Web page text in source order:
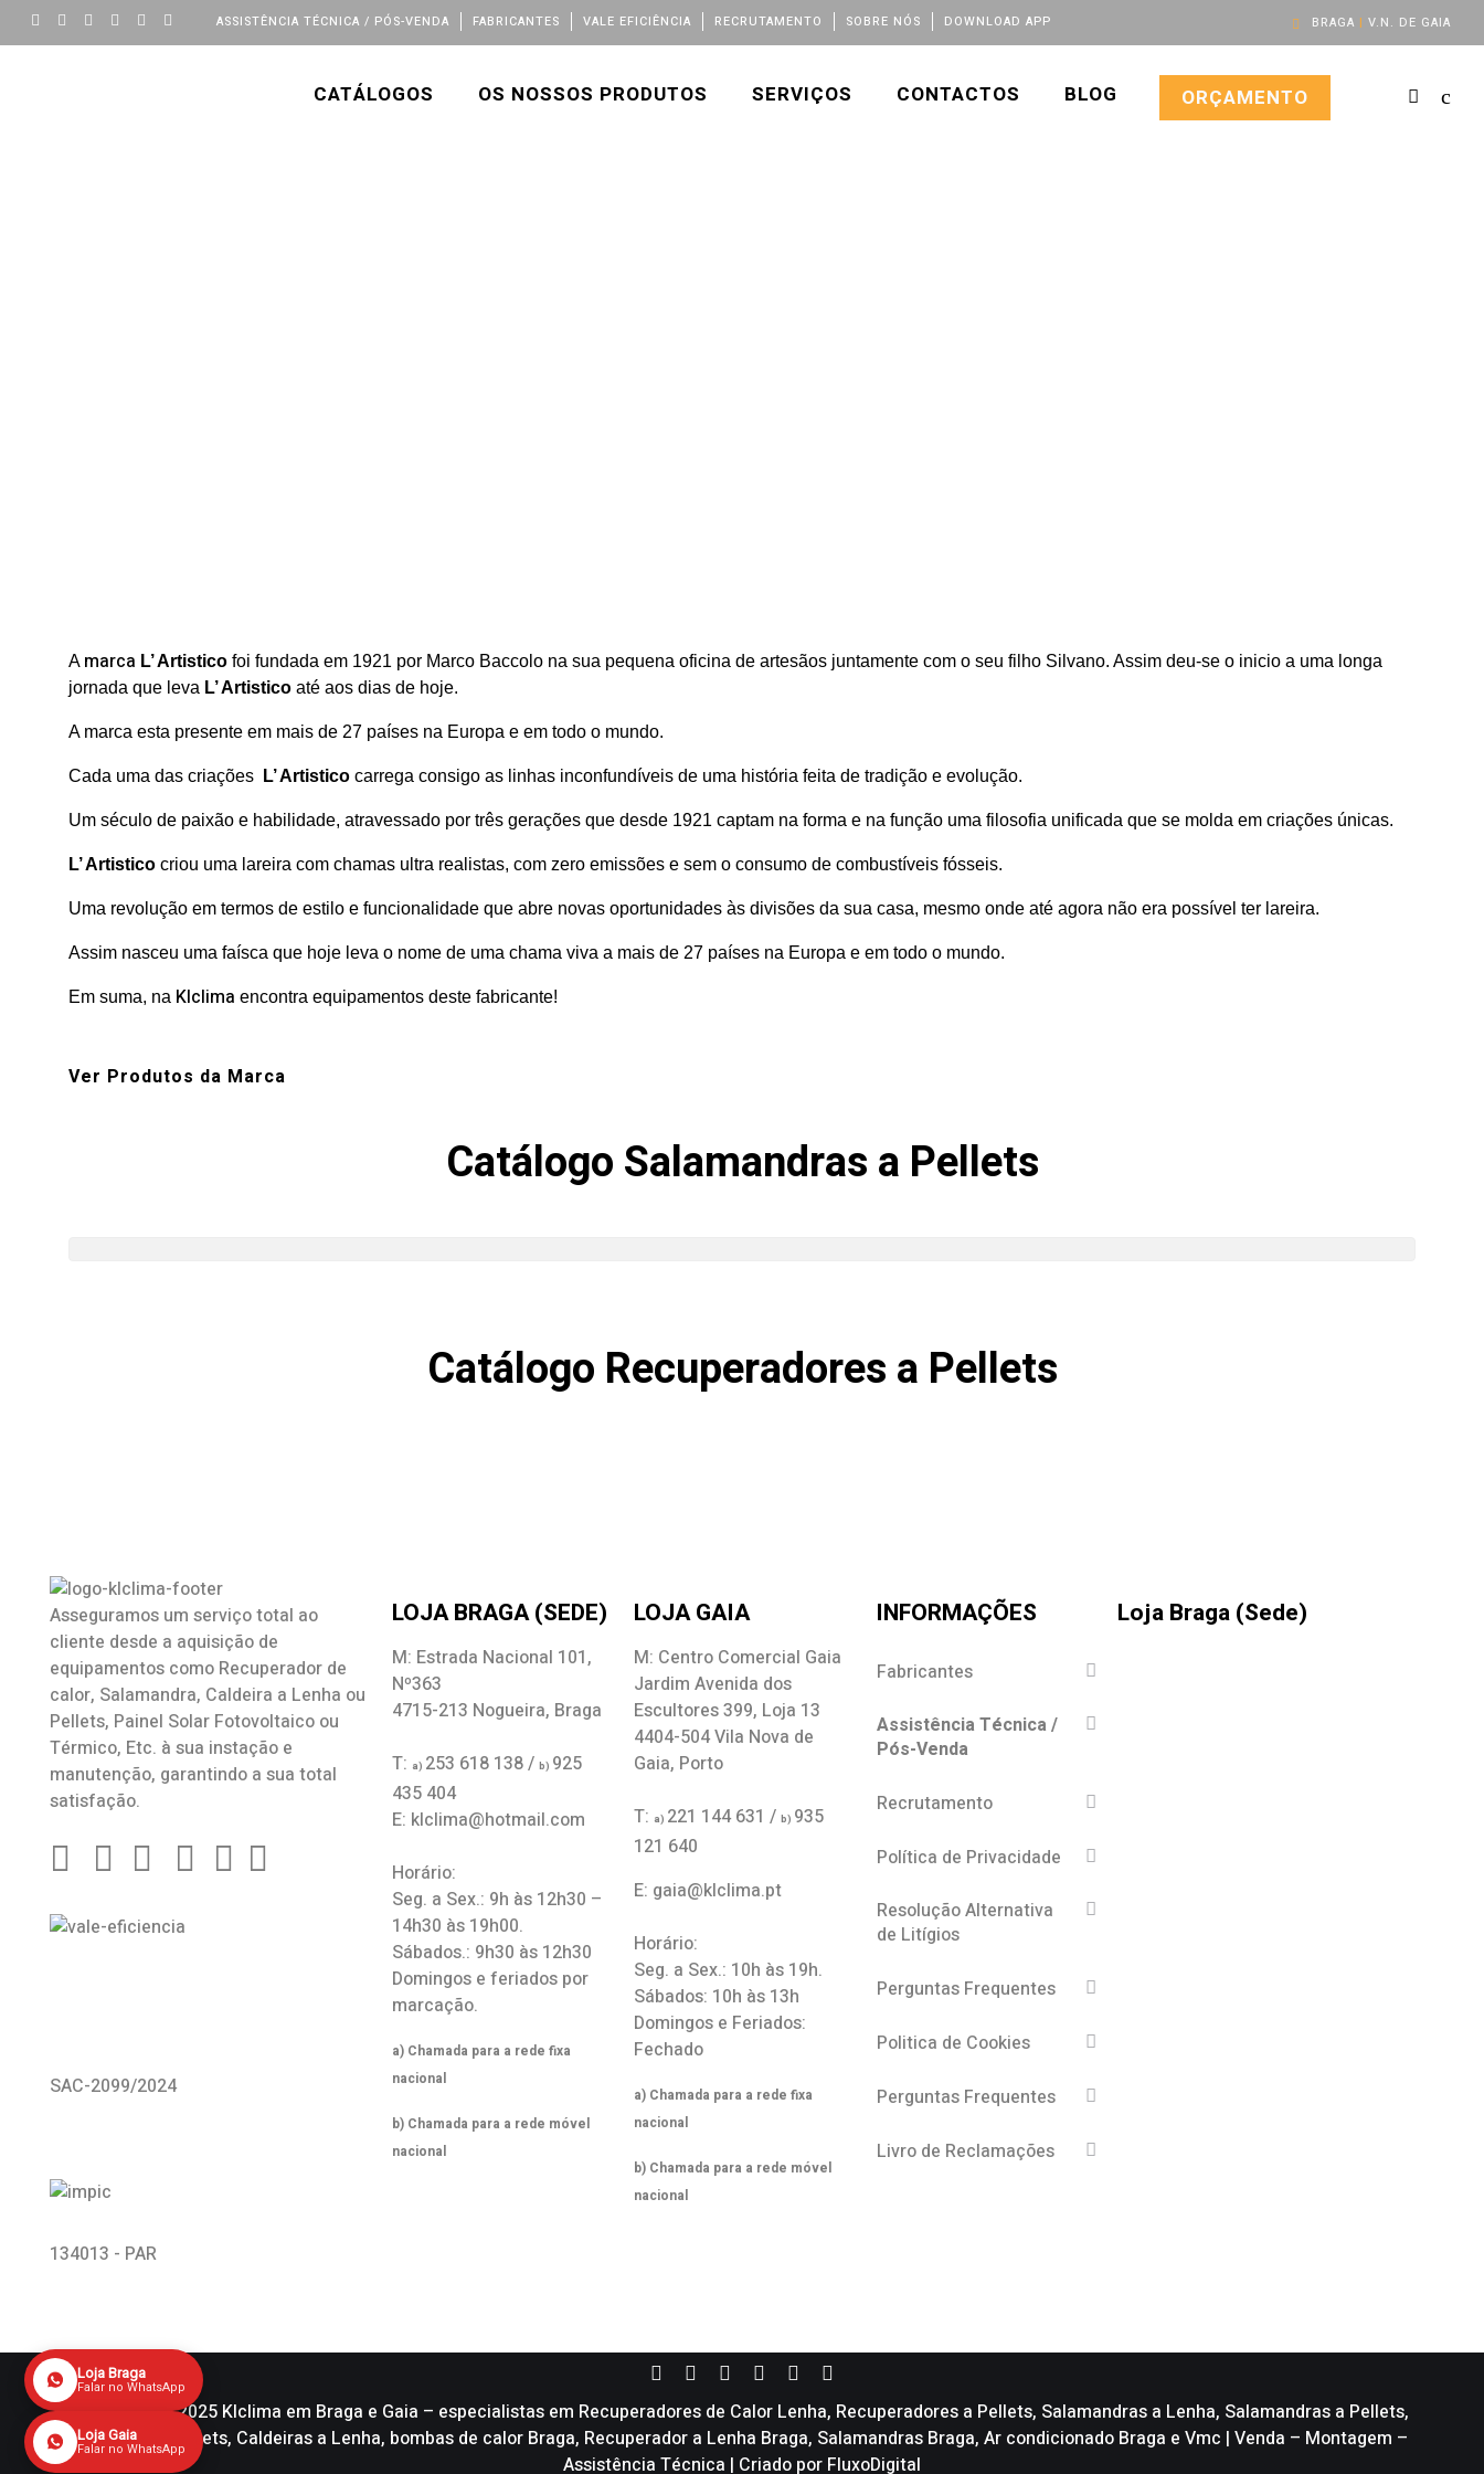
BRAGA | V.N. DE GAIA
ASSISTÊNCIA TÉCNICA / PÓS-VENDA FABRICANTES VALE EFICIÊNCIA RECRUTAMENTO SOBRE NÓS DOWNLOAD APP
CATÁLOGOS OS NOSSOS PRODUTOS SERVIÇOS CONTACTOS BLOG ORÇAMENTO
A marca L’ Artistico foi fundada em 1921 por Marco Baccolo na sua pequena oficina de artesãos juntamente com o seu filho Silvano. Assim deu-se o inicio a uma longa
jornada que leva L’ Artistico até aos dias de hoje.
A marca esta presente em mais de 27 países na Europa e em todo o mundo.
Cada uma das criações L’ Artistico carrega consigo as linhas inconfundíveis de uma história feita de tradição e evolução.
Um século de paixão e habilidade, atravessado por três gerações que desde 1921 captam na forma e na função uma filosofia unificada que se molda em criações únicas.
L’ Artistico criou uma lareira com chamas ultra realistas, com zero emissões e sem o consumo de combustíveis fósseis.
Uma revolução em termos de estilo e funcionalidade que abre novas oportunidades às divisões da sua casa, mesmo onde até agora não era possível ter lareira.
Assim nasceu uma faísca que hoje leva o nome de uma chama viva a mais de 27 países na Europa e em todo o mundo.
Em suma, na Klclima encontra equipamentos deste fabricante!
Ver Produtos da Marca
Catálogo Salamandras a Pellets
Catálogo Recuperadores a Pellets
Asseguramos um serviço total ao
cliente desde a aquisição de
equipamentos como Recuperador de
calor, Salamandra, Caldeira a Lenha ou
Pellets, Painel Solar Fotovoltaico ou
Térmico, Etc. à sua instação e
manutenção, garantindo a sua total
satisfação.
SAC-2099/2024
134013 - PAR
LOJA BRAGA (SEDE)
M: Estrada Nacional 101,
Nº363
4715-213 Nogueira, Braga
T: a) 253 618 138 /b) 925
435 404
E: klclima@hotmail.com
Horário:
Seg. a Sex.: 9h às 12h30 –
14h30 às 19h00.
Sábados.: 9h30 às 12h30
Domingos e feriados por
marcação.
a) Chamada para a rede fixa
nacional
b) Chamada para a rede móvel
nacional
LOJA GAIA
M: Centro Comercial Gaia
Jardim Avenida dos
Escultores 399, Loja 13
4404-504 Vila Nova de
Gaia, Porto
T: a) 221 144 631 /b) 935
121 640
E: gaia@klclima.pt
Horário:
Seg. a Sex.: 10h às 19h.
Sábados: 10h às 13h
Domingos e Feriados:
Fechado
a) Chamada para a rede fixa
nacional
b) Chamada para a rede móvel
nacional
INFORMAÇÕES
Fabricantes
Assistência Técnica /
Pós-Venda
Recrutamento
Política de Privacidade
Resolução Alternativa
de Litígios
Perguntas Frequentes
Politica de Cookies
Perguntas Frequentes
Livro de Reclamações
Loja Braga (Sede)
Copyright © 2025 Klclima em Braga e Gaia – especialistas em Recuperadores de Calor Lenha, Recuperadores a Pellets, Salamandras a Lenha, Salamandras a Pellets,
Caldeiras a Pellets, Caldeiras a Lenha, bombas de calor Braga, Recuperador a Lenha Braga, Salamandras Braga, Ar condicionado Braga e Vmc | Venda – Montagem –
Assistência Técnica | Criado por FluxoDigital
Loja Braga
Falar no WhatsApp
Loja Gaia
Falar no WhatsApp